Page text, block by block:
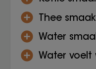
Thee
Water
Water voelt